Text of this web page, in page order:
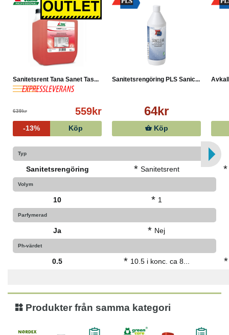
Sanitetsrent Tana Sanet Tas...
639kr 559kr
-13% Köp
Sanitetsrengöring PLS Sanic...
64kr
Köp
Typ
Sanitetsrengöring * Sanitetsrent *
Volym
10 * 1
Parfymerad
Ja * Nej
Ph-värdet
0.5 * 10.5 i konc. ca 8... *
Produkter från samma kategori